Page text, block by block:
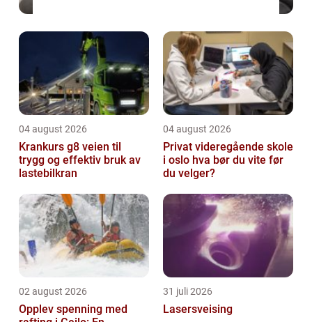
04 august 2026
Krankurs g8 veien til
trygg og effektiv bruk av
lastebilkran
04 august 2026
Privat videregående skole
i oslo hva bør du vite før
du velger?
02 august 2026
Opplev spenning med
31 juli 2026
Lasersveising